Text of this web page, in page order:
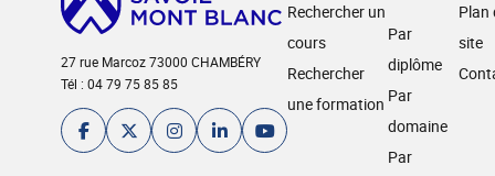
27 rue Marcoz 73000 CHAMBÉRY
Tél : 04 79 75 85 85
Rechercher un
cours
Rechercher
une formation
Par
diplôme
Par
domaine
Par
Plan
site